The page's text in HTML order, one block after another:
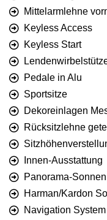
Mittelarmlehne
Keyless Access
Keyless Start
Pedale in Alu
Sportsitze
Dekoreinlagen
Rücksitzlehne
Innen-Ausstattung
Panorama-
Harman/Kardon
Navigation System